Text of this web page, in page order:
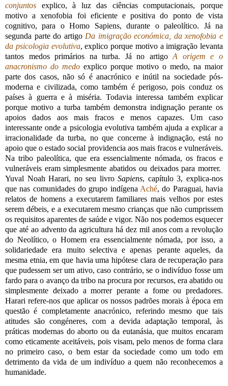
conjuntos explico, à luz das ciências computacionais, porque
motivo a xenofobia foi eficiente e positiva do ponto de vista
cognitivo, para o Homo Sapiens, durante o paleolítico. Já na
segunda parte do artigo Da imigração económica, da xenofobia e
da psicologia evolutiva, explico porque motivo a imigração levanta
tantos medos primários na turba. Já no artigoA origem e o
anacronismo do medo explico porque motivo o medo, na maior
parte dos casos, não só é anacrónico e inútil na sociedade pós-
moderna e civilizada, como também é perigoso, pois conduz os
países à guerra e à miséria. Todavia interessa também explicar
porque motivo a turba também demonstra indignação perante os
apoios dados aos mais fracos e menos capazes. Um caso
interessante onde a psicologia evolutiva também ajuda a explicar a
irracionalidade da turba, no que concerne à indignação, está no
apoio que o estado social providencia aos mais fracos e vulneráveis.
Na tribo paleolítica, que era essencialmente nómada, os fracos e
vulneráveis eram simplesmente abatidos ou deixados para morrer.
Yuval Noah Harari, no seu livroSapiens, capítulo 3, explica-nos
que nas comunidades do grupo indígena Aché, do Paraguai, havia
relatos de homens a executarem familiares mais velhos por estes
serem débeis, e a executarem mesmo crianças que não cumprissem
os requisitos aparentes de saúde e vigor. Não nos podemos esquecer
que até ao advento da agricultura há dez mil anos com a revolução
do Neolítico, o Homem era essencialmente nómada, por isso, a
solidariedade era muito selectiva e apenas perante aqueles, da
mesma etnia, em que havia uma hipótese clara de recuperação para
que pudessem ser um ativo, caso contrário, se o indivíduo fosse um
fardo para o avanço da tribo na procura por recursos, era abatido ou
simplesmente deixado a morrer perante a fome ou predadores.
Harari refere-nos que aplicar os nossos padrões morais à época em
questão é completamente anacrónico, referindo mesmo que tais
atitudes são congéneres, com a devida adaptação temporal, às
práticas modernas do aborto ou da eutanásia, que muitos encaram
como eticamente aceitáveis, pois visam, pelo menos de forma clara
no primeiro caso, o bem estar da sociedade como um todo em
detrimento da vida de um indivíduo a quem não reconhecemos a
humanidade.